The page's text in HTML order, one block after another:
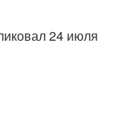
24 июля